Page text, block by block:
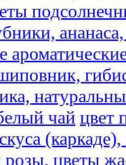
чай цвет
розы. цветы